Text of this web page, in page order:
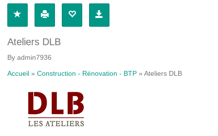
Ateliers DLB
By admin7936
Accueil » Construction - Rénovation - BTP » Ateliers DLB